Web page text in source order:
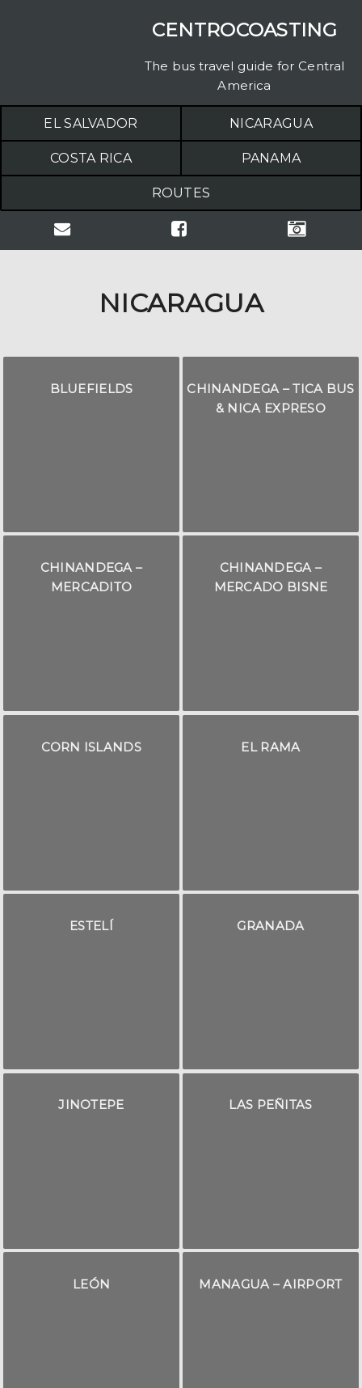
CENTROCOASTING
The bus travel guide for Central
America
EL SALVADOR NICARAGUA
COSTA RICA PANAMA
ROUTES
NICARAGUA
BLUEFIELDS
CHINANDEGA – TICA BUS
& NICA EXPRESO
CHINANDEGA –
MERCADITO
CHINANDEGA –
MERCADO BISNE
CORN ISLANDS EL RAMA
ESTELÍ GRANADA
JINOTEPE LAS PEÑITAS
LEÓN MANAGUA – AIRPORT